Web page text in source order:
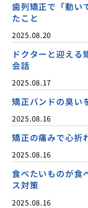
歯列矯正で「動い
たこと
2025.08.20
ドクターと迎える
会話
2025.08.17
矯正バンドの臭い
2025.08.16
矯正の痛みで心折
2025.08.16
食べたいものが食
ス対策
2025.08.16